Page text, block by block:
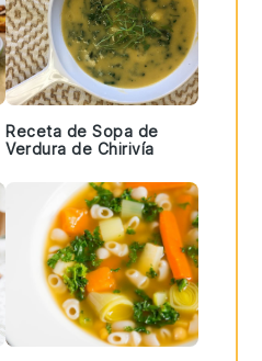
Receta de Sopa de
Verdura de Chirivía